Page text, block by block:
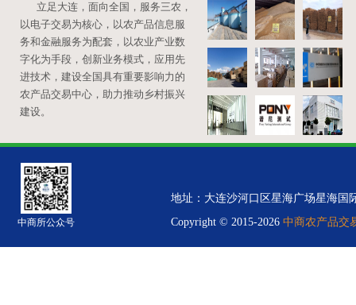
立足大连，面向全国，服务三农，
以电子交易为核心，以农产品信息服
务和金融服务为配套，以农业产业数
字化为手段，创新业务模式，应用先
进技术，建设全国具有重要影响力的
农产品交易中心，助力推动乡村振兴
建设。
中商所公众号
地址：大连沙河口区星海广场星海国
Copyright © 2015-2026 中商农产品交